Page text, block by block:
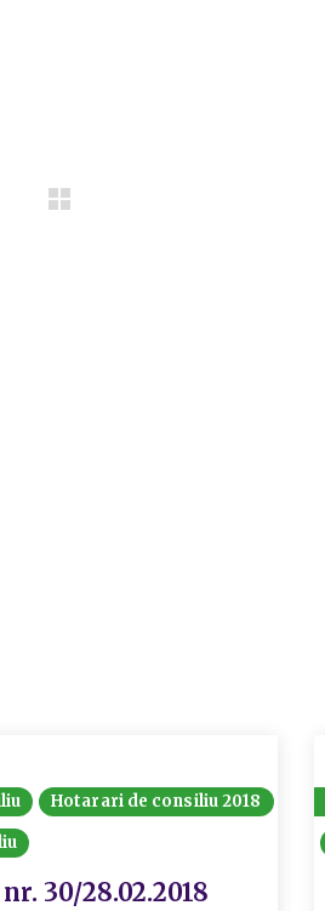
Hotarari de consiliu 2018
30/28.02.2018